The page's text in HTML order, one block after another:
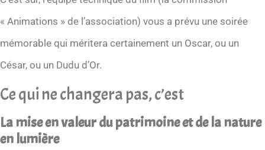
« Animations » de l’association) vous a prévu une soirée
mémorable qui méritera certainement un Oscar, ou un
César, ou un Dudu d’Or.
Ce qui ne changera pas, c’est
La mise en valeur du patrimoine et de la nature
en lumière